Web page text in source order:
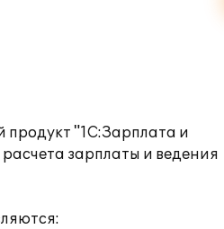
"1С:Зарплата и
зарплаты и ведения